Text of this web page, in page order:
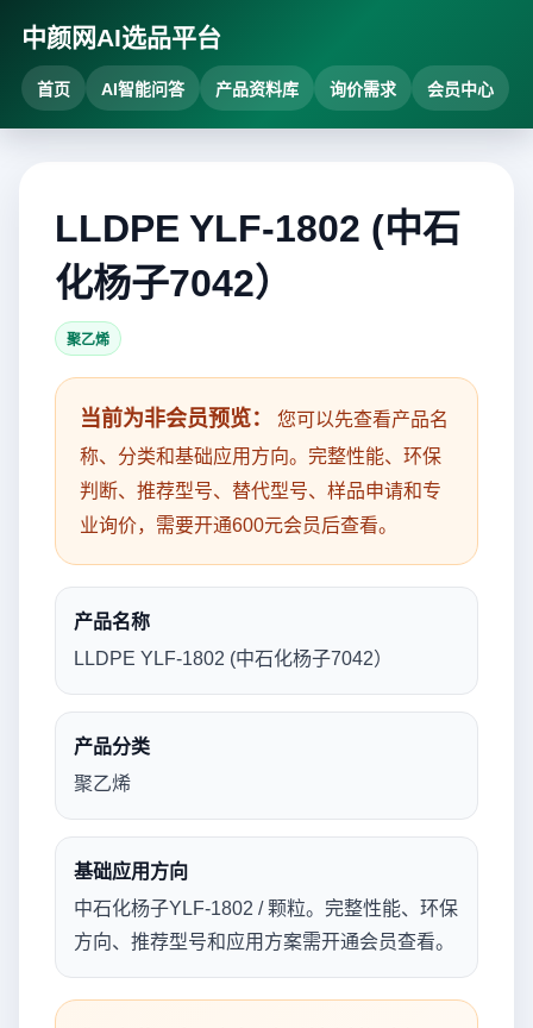
中颜网AI选品平台
首页 AI智能问答 产品资料库 询价需求 会员中心
LLDPE YLF-1802 (中石
化杨子7042）
聚乙烯
当前为非会员预览：
您可以先查看产品名
称、分类和基础应用方向。完整性能、环保
判断、推荐型号、替代型号、样品申请和专
业询价，需要开通600元会员后查看。
产品名称
LLDPE YLF-1802 (中石化杨子7042）
产品分类
聚乙烯
基础应用方向
中石化杨子YLF-1802 / 颗粒。完整性能、环保
方向、推荐型号和应用方案需开通会员查看。